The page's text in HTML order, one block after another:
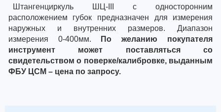
Штангенциркуль ШЦ-III с односторонним
расположением губок предназначен для измерения
наружных и внутренних размеров. Диапазон
измерения 0-400мм.
По желанию покупателя
инструмент может поставляться со
свидетельством о поверке/калибровке, выданным
ФБУ ЦСМ – цена по запросу.